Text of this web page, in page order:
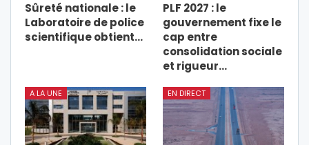
Sûreté nationale : le
Laboratoire de police
scientifique obtient…
PLF 2027 : le
gouvernement fixe le
cap entre
consolidation sociale
et rigueur…
A LA UNE EN DIRECT